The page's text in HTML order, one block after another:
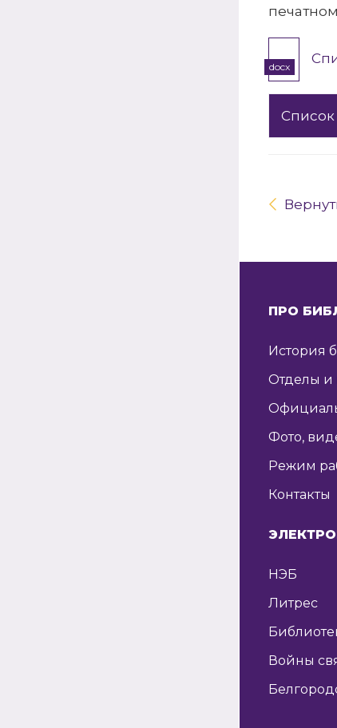
docx
Список
ПРО
История
Отделы и
Фото,
Режим
Контакты
НЭБ
Литрес
Войны